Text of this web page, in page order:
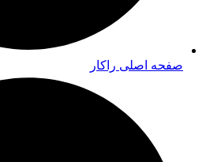
صفحه اصلی راکار